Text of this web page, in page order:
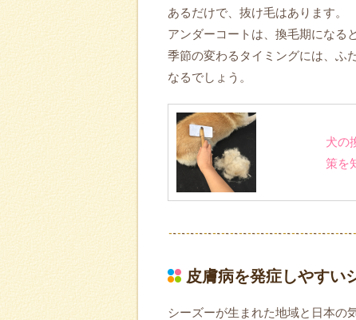
あるだけで、抜け毛はあります。
アンダーコートは、換毛期になる
季節の変わるタイミングには、ふ
なるでしょう。
犬の
策を
皮膚病を発症しやすい
シーズーが生まれた地域と日本の